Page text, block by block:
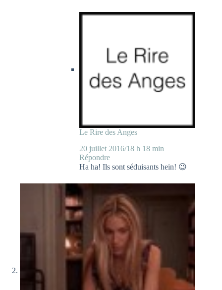
Le Rire des Anges
20 juillet 2016/18 h 18 min
Répondre
Ha ha! Ils sont séduisants hein! 😉